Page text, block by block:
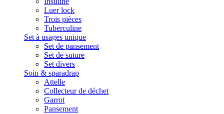
Luer lock
Trois pièces
Tuberculine
Set à usages unique
Set de pansement
Set de suture
Set divers
Soin & sparadrap
Attelle
Collecteur de déchet
Garrot
Pansement